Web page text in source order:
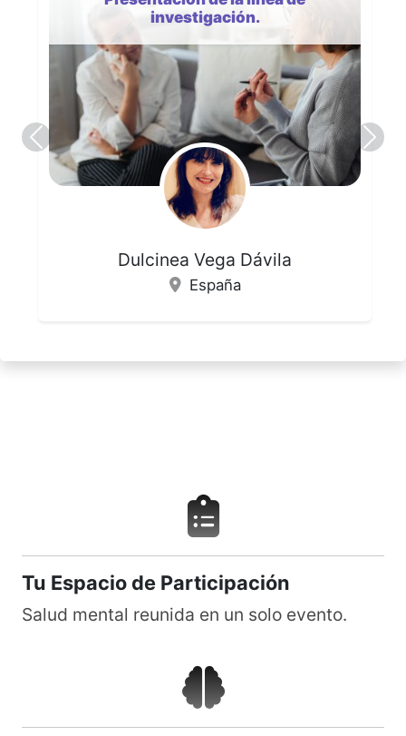
investigación.
Dulcinea Vega Dávila
España
Tu Espacio de Participación
Salud mental reunida en un solo evento.